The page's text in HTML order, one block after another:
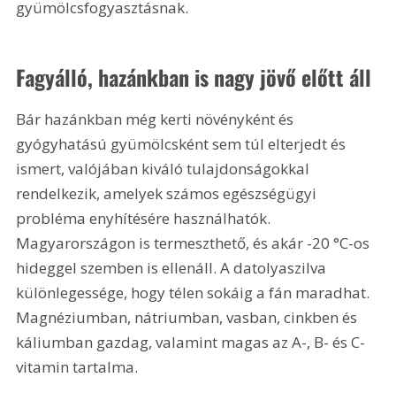
gyümölcsfogyasztásnak.
Fagyálló, hazánkban is nagy jövő előtt áll
Bár hazánkban még kerti növényként és
gyógyhatású gyümölcsként sem túl elterjedt és
ismert, valójában kiváló tulajdonságokkal
rendelkezik, amelyek számos egészségügyi
probléma enyhítésére használhatók.
Magyarországon is termeszthető, és akár -20 °C-os
hideggel szemben is ellenáll. A datolyaszilva
különlegessége, hogy télen sokáig a fán maradhat.
Magnéziumban, nátriumban, vasban, cinkben és
káliumban gazdag, valamint magas az A-, B- és C-
vitamin tartalma.